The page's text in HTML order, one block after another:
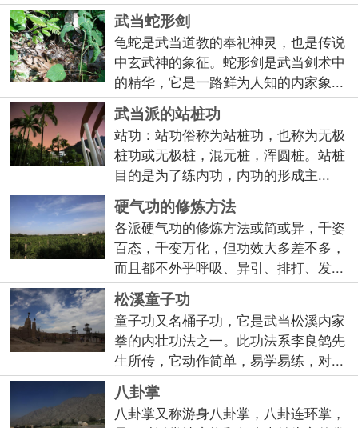
武当蛇形剑
龟蛇是武当道教的奉祀神灵，也是传说
中玄武神的象征。蛇形剑是武当剑术中
的精华，它是一路鲜为人知的内家象...
武当派的站桩功
站功：站功俗称为站桩功，也称为无极
桩功或无极桩，混元桩，浑圆桩。站桩
目的是为了练内功，内功的形成主...
硬气功的修炼方法
各派硬气功的修炼方法或简或异，千姿
百态，千变万化，但功效大多差不多，
而且都不外乎呼吸、异引、排打、发...
松溪童子功
童子功又名桶子功，它是武当松溪内家
拳的内壮功法之一。此功法系李良鸽先
生所传，它动作简单，易学易练，对...
八卦掌
八卦掌又称游身八卦掌，八卦连环掌，